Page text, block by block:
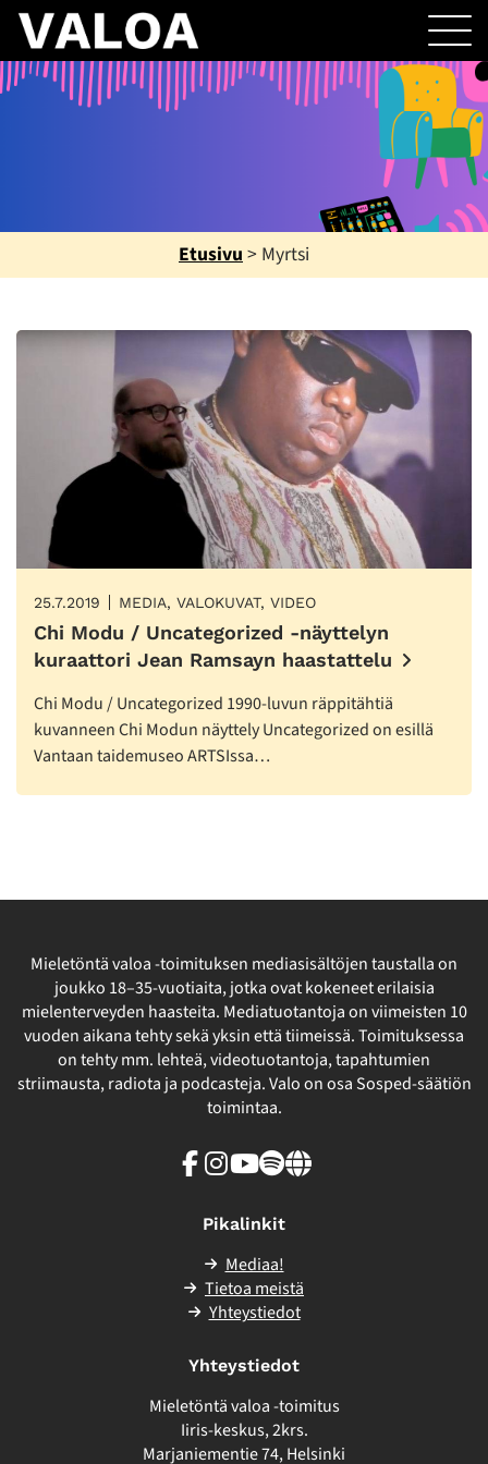
Etusivu > Myrtsi
25.7.2019 MEDIA, VALOKUVAT, VIDEO
Chi Modu / Uncategorized -näyttelyn
kuraattori Jean Ramsayn haastattelu
Chi Modu / Uncategorized 1990-luvun räppitähtiä
kuvanneen Chi Modun näyttely Uncategorized on esillä
Vantaan taidemuseo ARTSIssa…
Mieletöntä valoa -toimituksen mediasisältöjen taustalla on
joukko 18–35-vuotiaita, jotka ovat kokeneet erilaisia
mielenterveyden haasteita. Mediatuotantoja on viimeisten 10
vuoden aikana tehty sekä yksin että tiimeissä. Toimituksessa
on tehty mm. lehteä, videotuotantoja, tapahtumien
striimausta, radiota ja podcasteja. Valo on osa Sosped-säätiön
toimintaa.
Facebook
Instagram
Youtube
SpotifyLinkki
Pikalinkit
Mediaa!
Tietoa meistä
Yhteystiedot
Yhteystiedot
Mieletöntä valoa -toimitus
Iiris-keskus, 2krs.
Marjaniementie 74, Helsinki